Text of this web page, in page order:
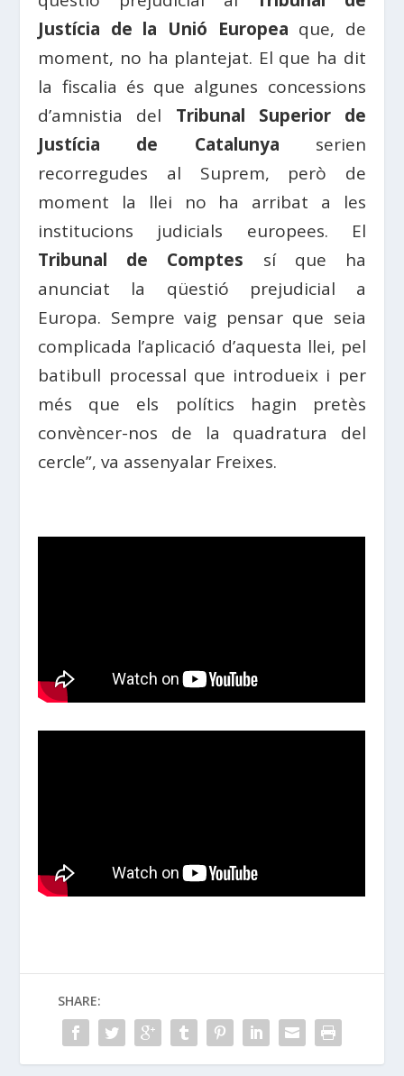
Justícia de la Unió Europea que, de
moment, no ha plantejat. El que ha dit
la fiscalia és que algunes concessions
d’amnistia del Tribunal Superior de
Justícia de Catalunya serien
recorregudes al Suprem, però de
moment la llei no ha arribat a les
institucions judicials europees. El
Tribunal de Comptes sí que ha
anunciat la qüestió prejudicial a
Europa. Sempre vaig pensar que seia
complicada l’aplicació d’aquesta llei, pel
batibull processal que introdueix i per
més que els polítics hagin pretès
convèncer-nos de la quadratura del
cercle”, va assenyalar Freixes.
SHARE: